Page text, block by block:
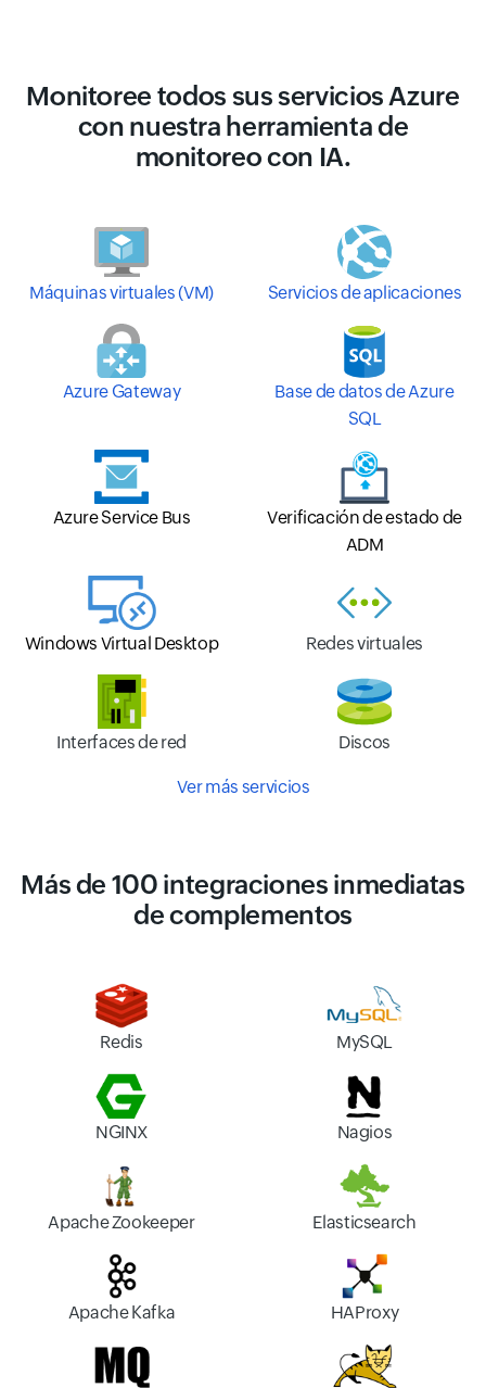
Monitoree todos sus servicios Azure
con nuestra herramienta de
monitoreo con IA.
Máquinas virtuales (VM) Servicios de aplicaciones
Azure Gateway
Base de datos de Azure
SQL
Azure Service Bus
Verificación de estado de
ADM
Windows Virtual Desktop Redes virtuales
Interfaces de red Discos
Ver más servicios
Más de 100 integraciones inmediatas
de complementos
Redis MySQL
NGINX Nagios
Apache Zookeeper Elasticsearch
Apache Kafka HAProxy